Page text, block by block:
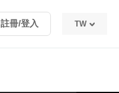
TW
TW
註冊/登入